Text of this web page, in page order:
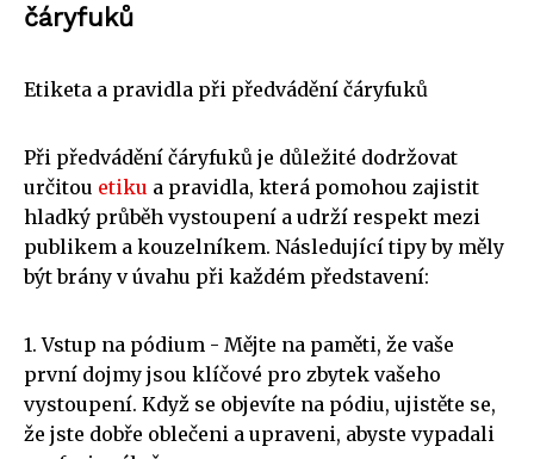
čáryfuků
Etiketa a pravidla při předvádění čáryfuků
Při předvádění čáryfuků je důležité dodržovat
určitou etiku a pravidla, která pomohou zajistit
hladký průběh vystoupení a udrží respekt mezi
publikem a kouzelníkem. Následující tipy by měly
být brány v úvahu při každém představení:
1. Vstup na pódium - Mějte na paměti, že vaše
první dojmy jsou klíčové pro zbytek vašeho
vystoupení. Když se objevíte na pódiu, ujistěte se,
že jste dobře oblečeni a upraveni, abyste vypadali